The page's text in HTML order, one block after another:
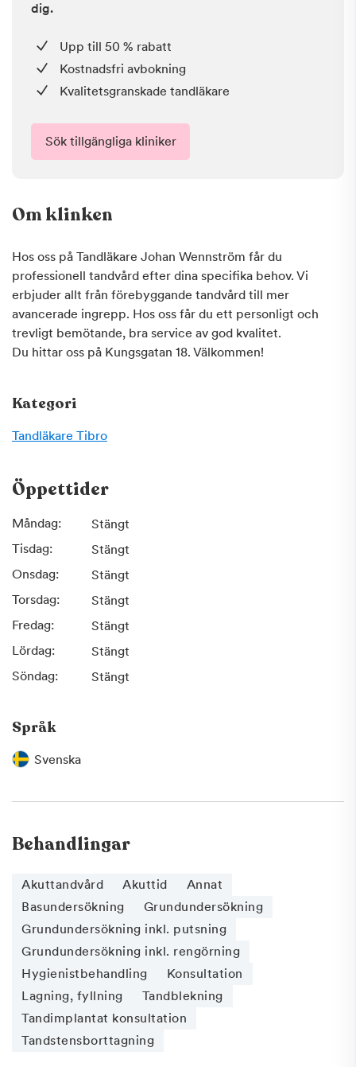
dig.
Upp till 50 % rabatt
Kostnadsfri avbokning
Kvalitetsgranskade tandläkare
Sök tillgängliga kliniker
Om klinken
Hos oss på Tandläkare Johan Wennström får du
professionell tandvård efter dina specifika behov. Vi
erbjuder allt från förebyggande tandvård till mer
avancerade ingrepp. Hos oss får du ett personligt och
trevligt bemötande, bra service av god kvalitet.
Du hittar oss på Kungsgatan 18. Välkommen!
Kategori
Tandläkare Tibro
Öppettider
Måndag:
Stängt
Tisdag:
Stängt
Onsdag:
Stängt
Torsdag:
Stängt
Fredag:
Stängt
Lördag:
Stängt
Söndag:
Stängt
Språk
Svenska
Behandlingar
Akuttandvård Akuttid
Annat
Basundersökning
Grundundersökning
Grundundersökning inkl. putsning
Grundundersökning inkl. rengörning
Hygienistbehandling
Konsultation
Lagning, fyllning
Tandblekning
Tandimplantat konsultation
Tandstensborttagning